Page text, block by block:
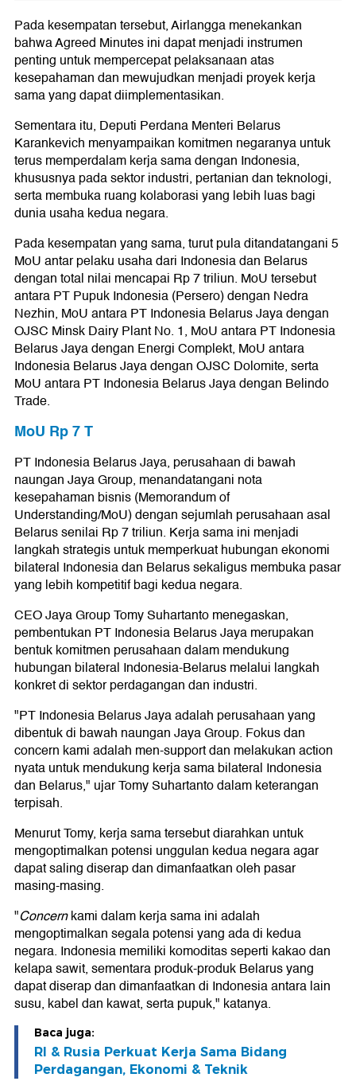
Pada kesempatan tersebut, Airlangga menekankan
bahwa Agreed Minutes ini dapat menjadi instrumen
penting untuk mempercepat pelaksanaan atas
kesepahaman dan mewujudkan menjadi proyek kerja
sama yang dapat diimplementasikan.
Sementara itu, Deputi Perdana Menteri Belarus
Karankevich menyampaikan komitmen negaranya untuk
terus memperdalam kerja sama dengan Indonesia,
khususnya pada sektor industri, pertanian dan teknologi,
serta membuka ruang kolaborasi yang lebih luas bagi
dunia usaha kedua negara.
Pada kesempatan yang sama, turut pula ditandatangani 5
MoU antar pelaku usaha dari Indonesia dan Belarus
dengan total nilai mencapai Rp 7 triliun. MoU tersebut
antara PT Pupuk Indonesia (Persero) dengan Nedra
Nezhin, MoU antara PT Indonesia Belarus Jaya dengan
OJSC Minsk Dairy Plant No. 1, MoU antara PT Indonesia
Belarus Jaya dengan Energi Complekt, MoU antara
Indonesia Belarus Jaya dengan OJSC Dolomite, serta
MoU antara PT Indonesia Belarus Jaya dengan Belindo
Trade.
MoU Rp 7 T
PT Indonesia Belarus Jaya, perusahaan di bawah
naungan Jaya Group, menandatangani nota
kesepahaman bisnis (Memorandum of
Understanding/MoU) dengan sejumlah perusahaan asal
Belarus senilai Rp 7 triliun. Kerja sama ini menjadi
langkah strategis untuk memperkuat hubungan ekonomi
bilateral Indonesia dan Belarus sekaligus membuka pasar
yang lebih kompetitif bagi kedua negara.
CEO Jaya Group Tomy Suhartanto menegaskan,
pembentukan PT Indonesia Belarus Jaya merupakan
bentuk komitmen perusahaan dalam mendukung
hubungan bilateral Indonesia-Belarus melalui langkah
konkret di sektor perdagangan dan industri.
"PT Indonesia Belarus Jaya adalah perusahaan yang
dibentuk di bawah naungan Jaya Group. Fokus dan
concern kami adalah men-support dan melakukan action
nyata untuk mendukung kerja sama bilateral Indonesia
dan Belarus," ujar Tomy Suhartanto dalam keterangan
terpisah.
Menurut Tomy, kerja sama tersebut diarahkan untuk
mengoptimalkan potensi unggulan kedua negara agar
dapat saling diserap dan dimanfaatkan oleh pasar
masing-masing.
"Concernkami dalam kerja sama ini adalah
mengoptimalkan segala potensi yang ada di kedua
negara. Indonesia memiliki komoditas seperti kakao dan
kelapa sawit, sementara produk-produk Belarus yang
dapat diserap dan dimanfaatkan di Indonesia antara lain
susu, kabel dan kawat, serta pupuk," katanya.
Baca juga:
RI & Rusia Perkuat Kerja Sama Bidang
Perdagangan, Ekonomi & Teknik